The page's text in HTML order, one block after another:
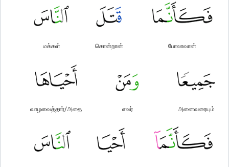
போலாவான்
கொன்றான்
மக்கள்
அனைவரையும்
எவர்
வாழவைத்தார்/அதை